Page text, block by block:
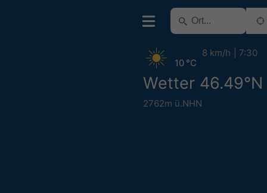
Wetter 46.49°N
2762m ü.NHN
10 °C
8 km/h 7:30